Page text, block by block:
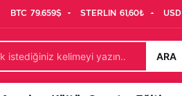
BTC 79.659$ STERLIN 61,60₺ USD
ARA